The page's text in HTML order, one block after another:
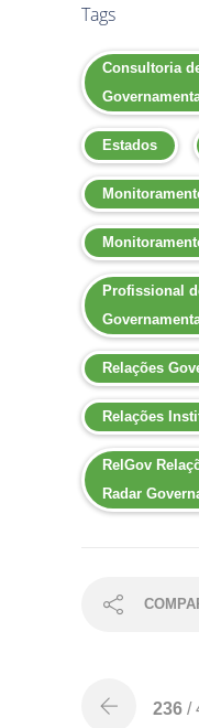
Tags
Consultoria
Estados
Profissional
Relações
Relações
RelGov
Radar
236 /